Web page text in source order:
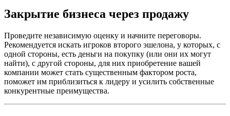
Закрытие бизнеса через продажу
Проведите независимую оценку и начните переговоры.
Рекомендуется искать игроков второго эшелона, у которых, с
одной стороны, есть деньги на покупку (или они их могут
найти), с другой стороны, для них приобретение вашей
компании может стать существенным фактором роста,
поможет им приблизиться к лидеру и усилить собственные
конкурентные преимущества.